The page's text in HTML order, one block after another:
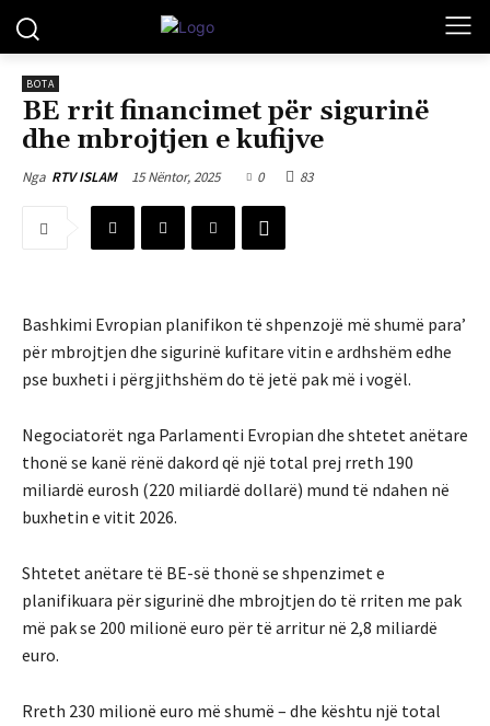
BOTA
BE rrit financimet për sigurinë
dhe mbrojtjen e kufijve
Nga RTV ISLAM 15 Nëntor, 2025 0 83
Bashkimi Evropian planifikon të shpenzojë më shumë para’
për mbrojtjen dhe sigurinë kufitare vitin e ardhshëm edhe
pse buxheti i përgjithshëm do të jetë pak më i vogël.
Negociatorët nga Parlamenti Evropian dhe shtetet anëtare
thonë se kanë rënë dakord që një total prej rreth 190
miliardë eurosh (220 miliardë dollarë) mund të ndahen në
buxhetin e vitit 2026.
Shtetet anëtare të BE-së thonë se shpenzimet e
planifikuara për sigurinë dhe mbrojtjen do të rriten me pak
më pak se 200 milionë euro për të arritur në 2,8 miliardë
euro.
Rreth 230 milionë euro më shumë – dhe kështu një total